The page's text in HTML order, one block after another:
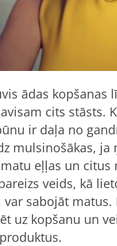
ādas
cits stāsts.
ir daļa no
mulsinošākas,
eļļas un
veids, kā
sabojāt
uz kopšanu un